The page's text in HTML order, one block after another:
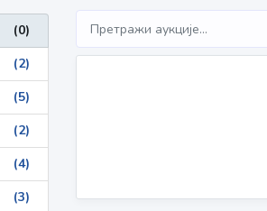
(0)
(2)
(5)
(2)
(4)
(3)